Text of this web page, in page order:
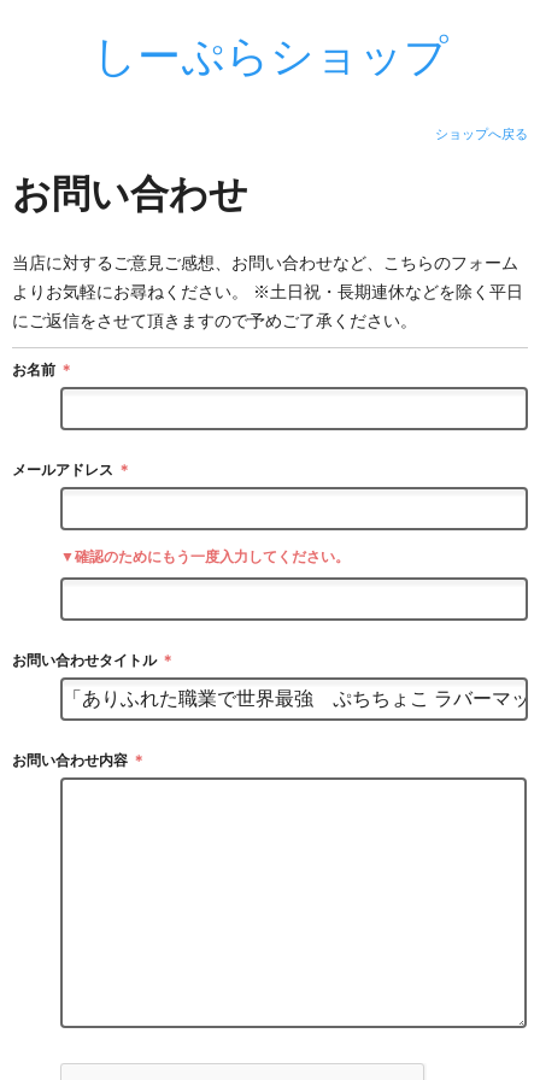
しーぷらショップ
ショップへ戻る
お問い合わせ
当店に対するご意見ご感想、お問い合わせなど、こちらのフォーム
よりお気軽にお尋ねください。 ※土日祝・長期連休などを除く平日
にご返信をさせて頂きますので予めご了承ください。
お名前 ＊
メールアドレス ＊
▼確認のためにもう一度入力してください。
お問い合わせタイトル ＊
お問い合わせ内容 ＊